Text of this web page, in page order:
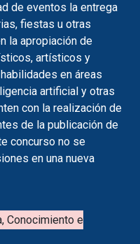
de eventos la entrega
fiestas u otras
la apropiación de
artísticos y
en áreas
artificial y otras
con la realización de
de la publicación de
concurso no se
en una nueva
Conocimiento e